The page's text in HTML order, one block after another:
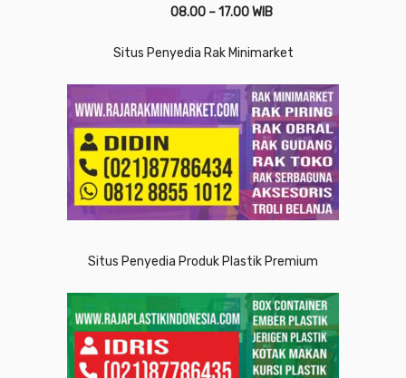
08.00 – 17.00 WIB
Situs Penyedia Rak Minimarket
Situs Penyedia Produk Plastik Premium